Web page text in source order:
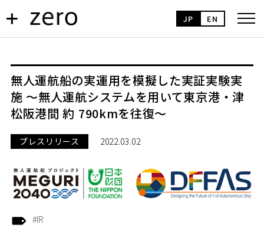
JP EN
無人運航船の実運用を模擬した実証実験実
施 ～無人運航システムを用いて東京港・津
松阪港間 約 790kmを往復～
プレスリリース 2022.03.02
#IR